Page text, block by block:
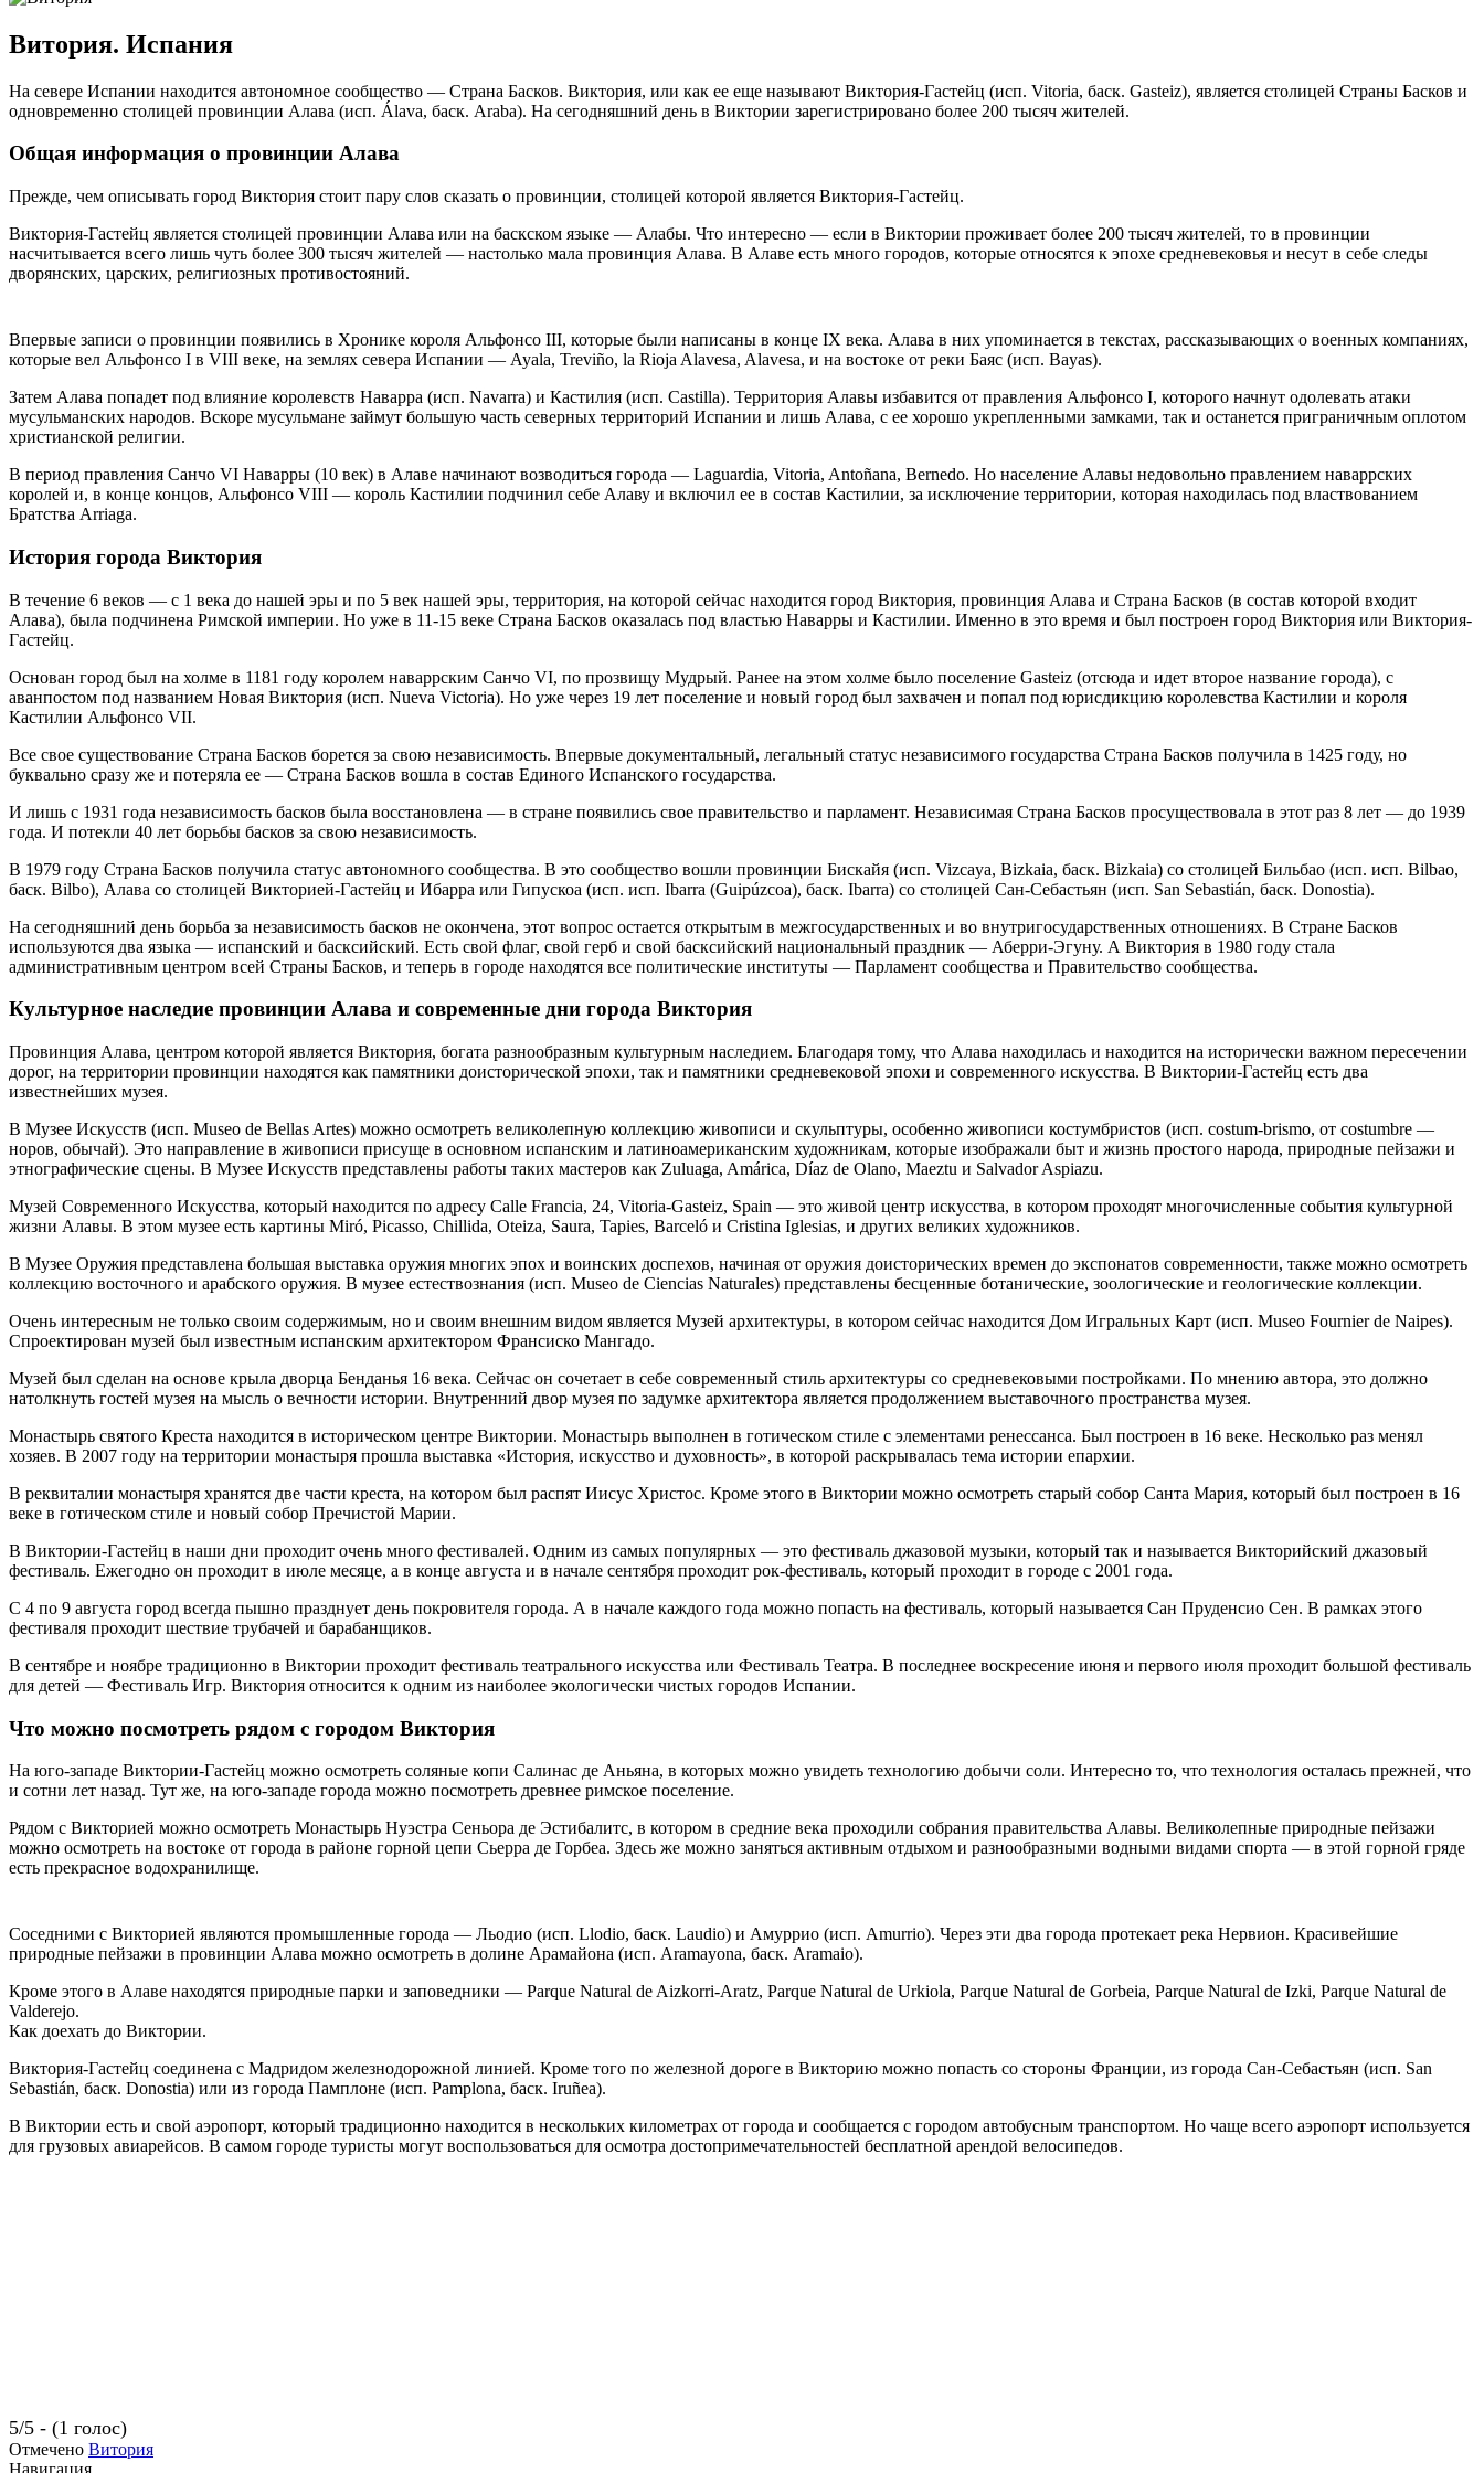
Витория. Испания
На севере Испании находится автономное сообщество — Страна Басков. Виктория, или как ее еще называют Виктория-Гастейц (исп. Vitoria, баск. Gasteiz), является столицей Страны Басков и
одновременно столицей провинции Алава (исп. Álava, баск. Araba). На сегодняшний день в Виктории зарегистрировано более 200 тысяч жителей.
Общая информация о провинции Алава
Прежде, чем описывать город Виктория стоит пару слов сказать о провинции, столицей которой является Виктория-Гастейц.
Виктория-Гастейц является столицей провинции Алава или на баскском языке — Алабы. Что интересно — если в Виктории проживает более 200 тысяч жителей, то в провинции
насчитывается всего лишь чуть более 300 тысяч жителей — настолько мала провинция Алава. В Алаве есть много городов, которые относятся к эпохе средневековья и несут в себе следы
дворянских, царских, религиозных противостояний.
Впервые записи о провинции появились в Хронике короля Альфонсо III, которые были написаны в конце IX века. Алава в них упоминается в текстах, рассказывающих о военных компаниях,
которые вел Альфонсо I в VIII веке, на землях севера Испании — Ayala, Treviño, la Rioja Alavesa, Alavesa, и на востоке от реки Баяс (исп. Bayas).
Затем Алава попадет под влияние королевств Наварра (исп. Navarra) и Кастилия (исп. Castilla). Территория Алавы избавится от правления Альфонсо I, которого начнут одолевать атаки
мусульманских народов. Вскоре мусульмане займут большую часть северных территорий Испании и лишь Алава, с ее хорошо укрепленными замками, так и останется приграничным оплотом
христианской религии.
В период правления Санчо VI Наварры (10 век) в Алаве начинают возводиться города — Laguardia, Vitoria, Antoñana, Bernedo. Но население Алавы недовольно правлением наваррских
королей и, в конце концов, Альфонсо VIII — король Кастилии подчинил себе Алаву и включил ее в состав Кастилии, за исключение территории, которая находилась под властвованием
Братства Arriaga.
История города Виктория
В течение 6 веков — с 1 века до нашей эры и по 5 век нашей эры, территория, на которой сейчас находится город Виктория, провинция Алава и Страна Басков (в состав которой входит
Алава), была подчинена Римской империи. Но уже в 11-15 веке Страна Басков оказалась под властью Наварры и Кастилии. Именно в это время и был построен город Виктория или Виктория-
Гастейц.
Основан город был на холме в 1181 году королем наваррским Санчо VI, по прозвищу Мудрый. Ранее на этом холме было поселение Gasteiz (отсюда и идет второе название города), с
аванпостом под названием Новая Виктория (исп. Nueva Victoria). Но уже через 19 лет поселение и новый город был захвачен и попал под юрисдикцию королевства Кастилии и короля
Кастилии Альфонсо VII.
Все свое существование Страна Басков борется за свою независимость. Впервые документальный, легальный статус независимого государства Страна Басков получила в 1425 году, но
буквально сразу же и потеряла ее — Страна Басков вошла в состав Единого Испанского государства.
И лишь с 1931 года независимость басков была восстановлена — в стране появились свое правительство и парламент. Независимая Страна Басков просуществовала в этот раз 8 лет — до 1939
года. И потекли 40 лет борьбы басков за свою независимость.
В 1979 году Страна Басков получила статус автономного сообщества. В это сообщество вошли провинции Бискайя (исп. Vizcaya, Bizkaia, баск. Bizkaia) со столицей Бильбао (исп. исп. Bilbao,
баск. Bilbo), Алава со столицей Викторией-Гастейц и Ибарра или Гипускоа (исп. исп. Ibarra (Guipúzcoa), баск. Ibarra) со столицей Сан-Себастьян (исп. San Sebastián, баск. Donostia).
На сегодняшний день борьба за независимость басков не окончена, этот вопрос остается открытым в межгосударственных и во внутригосударственных отношениях. В Стране Басков
используются два языка — испанский и басксийский. Есть свой флаг, свой герб и свой басксийский национальный праздник — Аберри-Эгуну. А Виктория в 1980 году стала
административным центром всей Страны Басков, и теперь в городе находятся все политические институты — Парламент сообщества и Правительство сообщества.
Культурное наследие провинции Алава и современные дни города Виктория
Провинция Алава, центром которой является Виктория, богата разнообразным культурным наследием. Благодаря тому, что Алава находилась и находится на исторически важном пересечении
дорог, на территории провинции находятся как памятники доисторической эпохи, так и памятники средневековой эпохи и современного искусства. В Виктории-Гастейц есть два
известнейших музея.
В Музее Искусств (исп. Museo de Bellas Artes) можно осмотреть великолепную коллекцию живописи и скульптуры, особенно живописи костумбристов (исп. costum-brismo, от costumbre —
норов, обычай). Это направление в живописи присуще в основном испанским и латиноамериканским художникам, которые изображали быт и жизнь простого народа, природные пейзажи и
этнографические сцены. В Музее Искусств представлены работы таких мастеров как Zuluaga, Amárica, Díaz de Olano, Maeztu и Salvador Aspiazu.
Музей Современного Искусства, который находится по адресу Calle Francia, 24, Vitoria-Gasteiz, Spain — это живой центр искусства, в котором проходят многочисленные события культурной
жизни Алавы. В этом музее есть картины Miró, Picasso, Chillida, Oteiza, Saura, Tapies, Barceló и Cristina Iglesias, и других великих художников.
В Музее Оружия представлена большая выставка оружия многих эпох и воинских доспехов, начиная от оружия доисторических времен до экспонатов современности, также можно осмотреть
коллекцию восточного и арабского оружия. В музее естествознания (исп. Museo de Ciencias Naturales) представлены бесценные ботанические, зоологические и геологические коллекции.
Очень интересным не только своим содержимым, но и своим внешним видом является Музей архитектуры, в котором сейчас находится Дом Игральных Карт (исп. Museo Fournier de Naipes).
Спроектирован музей был известным испанским архитектором Франсиско Мангадо.
Музей был сделан на основе крыла дворца Бенданья 16 века. Сейчас он сочетает в себе современный стиль архитектуры со средневековыми постройками. По мнению автора, это должно
натолкнуть гостей музея на мысль о вечности истории. Внутренний двор музея по задумке архитектора является продолжением выставочного пространства музея.
Монастырь святого Креста находится в историческом центре Виктории. Монастырь выполнен в готическом стиле с элементами ренессанса. Был построен в 16 веке. Несколько раз менял
хозяев. В 2007 году на территории монастыря прошла выставка «История, искусство и духовность», в которой раскрывалась тема истории епархии.
В реквиталии монастыря хранятся две части креста, на котором был распят Иисус Христос. Кроме этого в Виктории можно осмотреть старый собор Санта Мария, который был построен в 16
веке в готическом стиле и новый собор Пречистой Марии.
В Виктории-Гастейц в наши дни проходит очень много фестивалей. Одним из самых популярных — это фестиваль джазовой музыки, который так и называется Викторийский джазовый
фестиваль. Ежегодно он проходит в июле месяце, а в конце августа и в начале сентября проходит рок-фестиваль, который проходит в городе с 2001 года.
С 4 по 9 августа город всегда пышно празднует день покровителя города. А в начале каждого года можно попасть на фестиваль, который называется Сан Пруденсио Сен. В рамках этого
фестиваля проходит шествие трубачей и барабанщиков.
В сентябре и ноябре традиционно в Виктории проходит фестиваль театрального искусства или Фестиваль Театра. В последнее воскресение июня и первого июля проходит большой фестиваль
для детей — Фестиваль Игр. Виктория относится к одним из наиболее экологически чистых городов Испании.
Что можно посмотреть рядом с городом Виктория
На юго-западе Виктории-Гастейц можно осмотреть соляные копи Салинас де Аньяна, в которых можно увидеть технологию добычи соли. Интересно то, что технология осталась прежней, что
и сотни лет назад. Тут же, на юго-западе города можно посмотреть древнее римское поселение.
Рядом с Викторией можно осмотреть Монастырь Нуэстра Сеньора де Эстибалитс, в котором в средние века проходили собрания правительства Алавы. Великолепные природные пейзажи
можно осмотреть на востоке от города в районе горной цепи Сьерра де Горбеа. Здесь же можно заняться активным отдыхом и разнообразными водными видами спорта — в этой горной гряде
есть прекрасное водохранилище.
Соседними с Викторией являются промышленные города — Льодио (исп. Llodio, баск. Laudio) и Амуррио (исп. Amurrio). Через эти два города протекает река Нервион. Красивейшие
природные пейзажи в провинции Алава можно осмотреть в долине Арамайона (исп. Aramayona, баск. Aramaio).
Кроме этого в Алаве находятся природные парки и заповедники — Parque Natural de Aizkorri-Aratz, Parque Natural de Urkiola, Parque Natural de Gorbeia, Parque Natural de Izki, Parque Natural de
Valderejo.
Как доехать до Виктории.
Виктория-Гастейц соединена с Мадридом железнодорожной линией. Кроме того по железной дороге в Викторию можно попасть со стороны Франции, из города Сан-Себастьян (исп. San
Sebastián, баск. Donostia) или из города Памплоне (исп. Pamplona, баск. Iruñea).
В Виктории есть и свой аэропорт, который традиционно находится в нескольких километрах от города и сообщается с городом автобусным транспортом. Но чаще всего аэропорт используется
для грузовых авиарейсов. В самом городе туристы могут воспользоваться для осмотра достопримечательностей бесплатной арендой велосипедов.
5/5 - (1 голос)
Отмечено Витория